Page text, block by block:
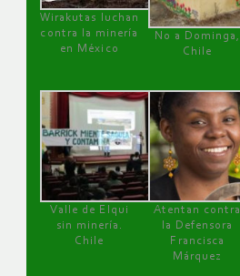
Wirakutas luchan
contra la minería
en México
No a Dominga,
Chile
Valle de Elqui
sin minería.
Chile
Atentan contra
la Defensora
Francisca
Márquez